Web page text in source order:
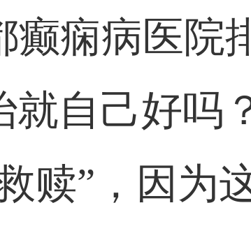
癫痫病医院
就自己好吗
赎”，因为